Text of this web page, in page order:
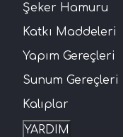
Şeker Hamuru
Katkı Maddeleri
Yapım Gereçleri
Sunum Gereçleri
Kalıplar
YARDIM